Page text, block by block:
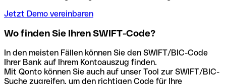
Jetzt Demo vereinbaren
Wo finden Sie Ihren SWIFT-Code?
In den meisten Fällen können Sie den SWIFT/BIC-Code
Ihrer Bank auf Ihrem Kontoauszug finden.
Mit Qonto können Sie auch auf unser Tool zur SWIFT/BIC-
Suche zugreifen, um den richtigen Code für Ihre